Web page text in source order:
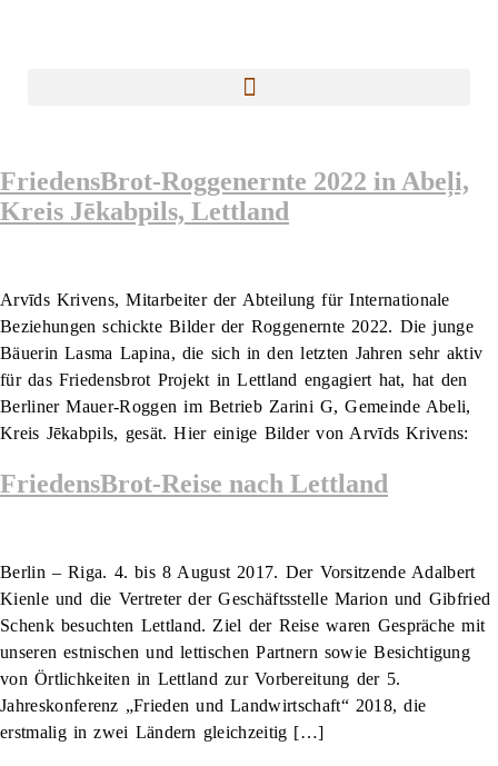
FriedensBrot-Roggenernte 2022 in Abeļi,
Kreis Jēkabpils, Lettland
Arvīds Krivens, Mitarbeiter der Abteilung für Internationale
Beziehungen schickte Bilder der Roggenernte 2022. Die junge
Bäuerin Lasma Lapina, die sich in den letzten Jahren sehr aktiv
für das Friedensbrot Projekt in Lettland engagiert hat, hat den
Berliner Mauer-Roggen im Betrieb Zarini G, Gemeinde Abeli,
Kreis Jēkabpils, gesät. Hier einige Bilder von Arvīds Krivens:
FriedensBrot-Reise nach Lettland
Berlin – Riga. 4. bis 8 August 2017. Der Vorsitzende Adalbert
Kienle und die Vertreter der Geschäftsstelle Marion und Gibfried
Schenk besuchten Lettland. Ziel der Reise waren Gespräche mit
unseren estnischen und lettischen Partnern sowie Besichtigung
von Örtlichkeiten in Lettland zur Vorbereitung der 5.
Jahreskonferenz „Frieden und Landwirtschaft“ 2018, die
erstmalig in zwei Ländern gleichzeitig […]